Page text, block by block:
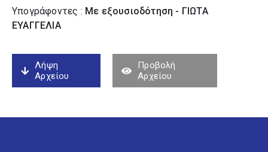
Υπογράφοντες : Με εξουσιοδότηση - ΓΙΩΤΑ
ΕΥΑΓΓΕΛΙΑ
Λήψη
Αρχείου
Προβολή
Αρχείου